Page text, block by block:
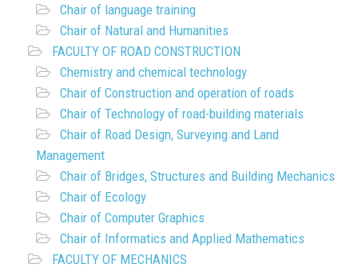
Chair of language training
Chair of Natural and Humanities
FACULTY OF ROAD CONSTRUCTION
Chemistry and chemical technology
Chair of Construction and operation of roads
Chair of Technology of road-building materials
Chair of Road Design, Surveying and Land
Management
Chair of Bridges, Structures and Building Mechanics
Chair of Ecology
Chair of Computer Graphics
Chair of Informatics and Applied Mathematics
FACULTY OF MECHANICS